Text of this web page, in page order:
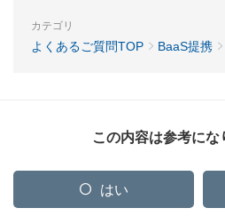
カテゴリ
よくあるご質問TOP BaaS提携
この内容は参考にな
はい